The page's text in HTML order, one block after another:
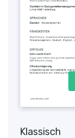
Klassisch